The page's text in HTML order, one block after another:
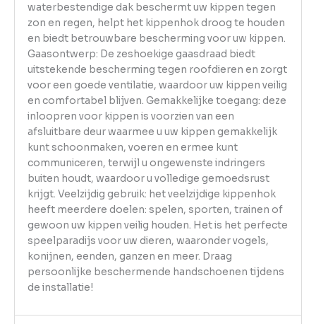
waterbestendige dak beschermt uw kippen tegen
zon en regen, helpt het kippenhok droog te houden
en biedt betrouwbare bescherming voor uw kippen.
Gaasontwerp: De zeshoekige gaasdraad biedt
uitstekende bescherming tegen roofdieren en zorgt
voor een goede ventilatie, waardoor uw kippen veilig
en comfortabel blijven. Gemakkelijke toegang: deze
inloopren voor kippen is voorzien van een
afsluitbare deur waarmee u uw kippen gemakkelijk
kunt schoonmaken, voeren en ermee kunt
communiceren, terwijl u ongewenste indringers
buiten houdt, waardoor u volledige gemoedsrust
krijgt. Veelzijdig gebruik: het veelzijdige kippenhok
heeft meerdere doelen: spelen, sporten, trainen of
gewoon uw kippen veilig houden. Het is het perfecte
speelparadijs voor uw dieren, waaronder vogels,
konijnen, eenden, ganzen en meer. Draag
persoonlijke beschermende handschoenen tijdens
de installatie!